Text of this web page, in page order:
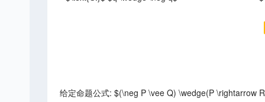
给定命题公式: $(\neg P \vee Q) \wedge(P \rightarrow